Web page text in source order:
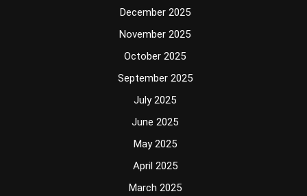
December 2025
November 2025
October 2025
September 2025
July 2025
June 2025
May 2025
April 2025
March 2025